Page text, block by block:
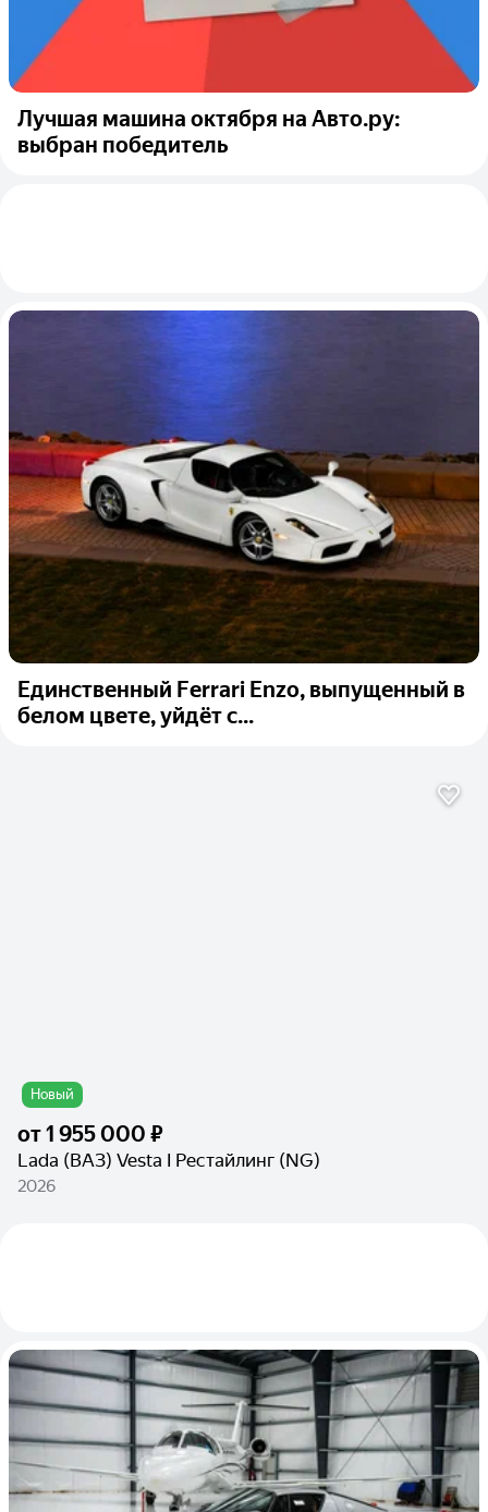
Лучшая машина октября на Авто.ру:
выбран победитель
Единственный Ferrari Enzo, выпущенный в
белом цвете, уйдёт с...
Новый
от1 955 000 ₽
Lada (ВАЗ) Vesta I Рестайлинг (NG)
2026